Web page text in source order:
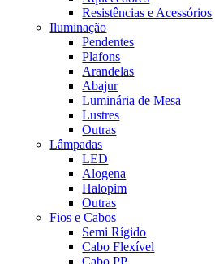
Resistências e Acessórios
Iluminação
Pendentes
Plafons
Arandelas
Abajur
Luminária de Mesa
Lustres
Outras
Lâmpadas
LED
Alogena
Halopim
Outras
Fios e Cabos
Semi Rígido
Cabo Flexível
Cabo PP